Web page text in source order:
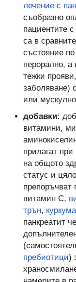
лечение с
съобразно
пациентите
са в
състояние
перорално, а
тежки
заболяване)
или
добавки:
витамини,
прилагат
на общото
статус и
витамин С,
трън, куркума
панкреатит
пребиотици)